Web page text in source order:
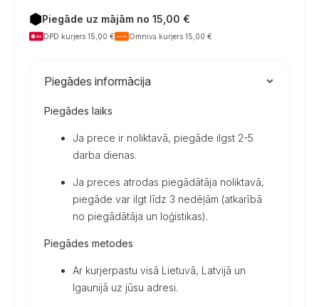
Piegāde uz mājām no 15,00 €
DPD kurjers 15,00 € Omniva kurjers 15,00 €
Piegādes informācija
Piegādes laiks
Ja prece ir noliktavā, piegāde ilgst 2-5
darba dienas.
Ja preces atrodas piegādātāja noliktavā,
piegāde var ilgt līdz 3 nedēļām (atkarībā
no piegādātāja un loģistikas).
Piegādes metodes
Ar kurjerpastu visā Lietuvā, Latvijā un
Igaunijā uz jūsu adresi.